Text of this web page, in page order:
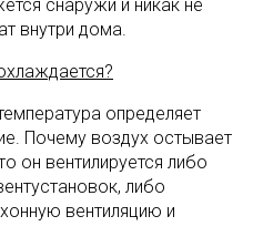
снаружи и никак не
внутри дома.
определяет
Почему воздух остывает
он вентилируется либо
либо
вентиляцию и